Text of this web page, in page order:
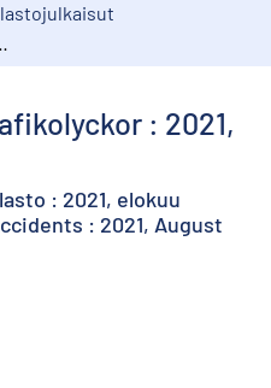
: 2021,
: 2021, elokuu
: 2021, August